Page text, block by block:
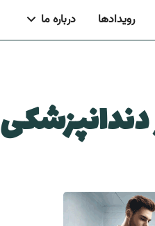
رویدادها درباره ما
دندانپزشکی